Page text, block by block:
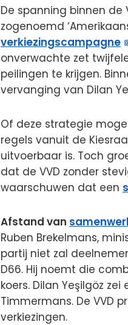
De spanning binnen
zogenoemd
verkiezingscampagne
onverwachte zet
peilingen te krijgen.
vervanging van Dilan
Of deze strategie
regels vanuit de
uitvoerbaar is. Toch
dat de VVD zonder
waarschuwen dat een
Afstand van
Ruben Brekelmans,
partij niet zal
D66. Hij noemt die
koers. Dilan Yeşilgöz
Timmermans. De VVD
verkiezingen.